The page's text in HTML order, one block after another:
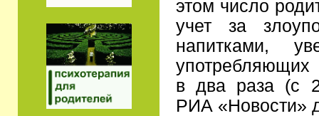
этом число
учет за
напитками,
употребляющих
в два раза (с
РИА «Новости»